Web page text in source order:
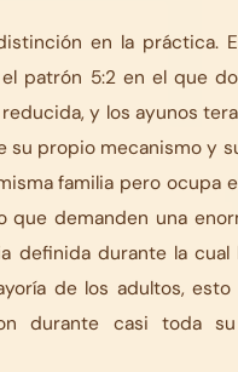
en la práctica.
patrón 5:2 en el que
y los ayunos
su propio mecanismo y
familia pero ocupa
demanden una
definida durante la cual
de los adultos,
durante casi toda